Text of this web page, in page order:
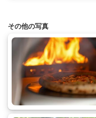
す） 設備は全て庭に常設、滞在中
いただけます。 炭や薪のつけ方
野外サウナの使い方なども事前
メールで案内するので初心者の方
でも安心。 屋根付きBBQスペー
も用意しています。 寝具はベッ
ト、枕、毛布と少し簡素ですが
その分、最高のロケーション、
実したアウトドア設備を周辺相
よりお得にお楽しみいただけま
その他の写真